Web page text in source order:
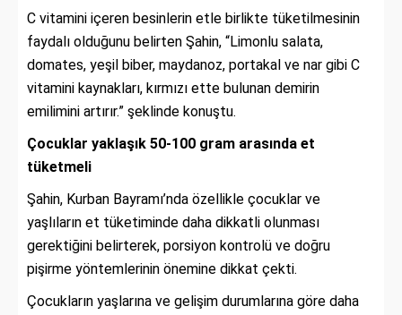
C vitamini içeren besinlerin etle birlikte tüketilmesinin
faydalı olduğunu belirten Şahin, “Limonlu salata,
domates, yeşil biber, maydanoz, portakal ve nar gibi C
vitamini kaynakları, kırmızı ette bulunan demirin
emilimini artırır.” şeklinde konuştu.
Çocuklar yaklaşık 50-100 gram arasında et
tüketmeli
Şahin, Kurban Bayramı’nda özellikle çocuklar ve
yaşlıların et tüketiminde daha dikkatli olunması
gerektiğini belirterek, porsiyon kontrolü ve doğru
pişirme yöntemlerinin önemine dikkat çekti.
Çocukların yaşlarına ve gelişim durumlarına göre daha